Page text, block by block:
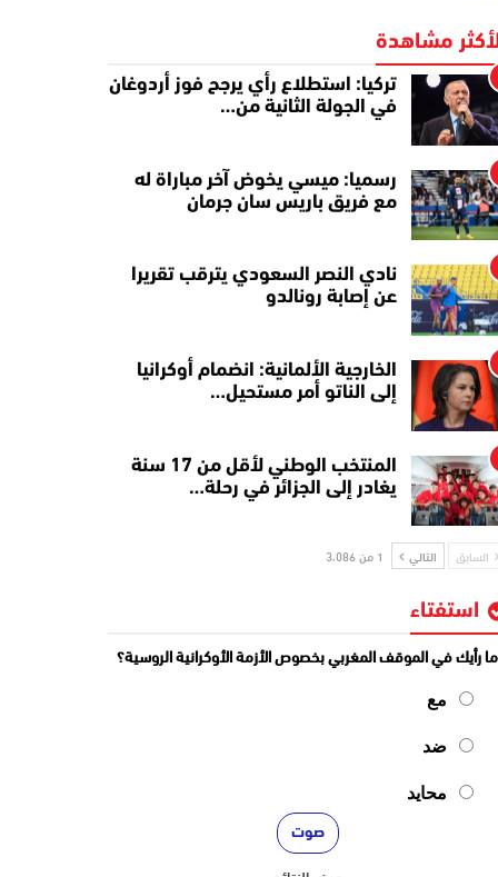
مشاهدة
تركيا: استطلاع رأي يرجح فوز أردوغان
في الجولة الثانية من…
رسميا: ميسي يخوض آخر مباراة له
مع فريق باريس سان جرمان
نادي النصر السعودي يترقب تقريرا
عن إصابة رونالدو
الخارجية الألمانية: انضمام أوكرانيا
إلى الناتو أمر مستحيل…
المنتخب الوطني لأقل من 17 سنة
يغادر إلى الجزائر في رحلة…
السابق التالي 1 من 3٬086
استفتاء
ما رأيك في الموقف المغربي بخصوص الأزمة الأوكرانية الروسية؟
مع
ضد
محايد